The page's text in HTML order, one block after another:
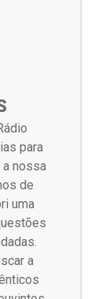
para
nossa
de
uma
a